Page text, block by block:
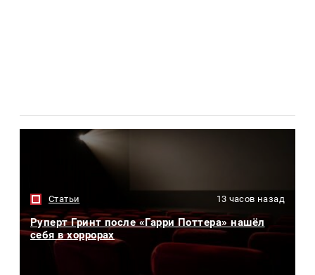
Статьи 13 часов назад
Руперт Гринт после «Гарри Поттера» нашёл
себя в хоррорах